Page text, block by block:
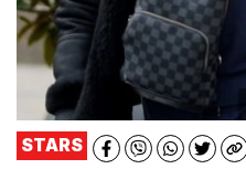
STARS